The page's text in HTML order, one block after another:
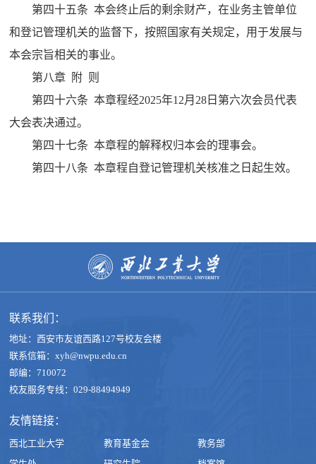
第四十五条 本会终止后的剩余财产，在业务主管单位
和登记管理机关的监督下，按照国家有关规定，用于发展与
本会宗旨相关的事业。
第八章 附 则
第四十六条 本章程经2025年12月28日第六次会员代表
大会表决通过。
第四十七条 本章程的解释权归本会的理事会。
第四十八条 本章程自登记管理机关核准之日起生效。
联系我们：
地址：西安市友谊西路127号校友会楼
联系信箱：xyh@nwpu.edu.cn
邮编：710072
校友服务专线：029-88494949
友情链接：
西北工业大学 教育基金会
教务部